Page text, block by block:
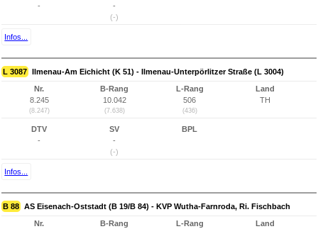
-
-
(-)
Infos...
L 3087 Ilmenau-Am Eichicht (K 51) - Ilmenau-Unterpörlitzer Straße (L 3004)
Nr.
8.245
(8.247)
B-Rang
10.042
(7.638)
L-Rang
506
(436)
Land
TH
DTV
-
SV
-
(-)
BPL
Infos...
B 88 AS Eisenach-Oststadt (B 19/B 84) - KVP Wutha-Farnroda, Ri. Fischbach
Nr.
B-Rang
L-Rang
Land